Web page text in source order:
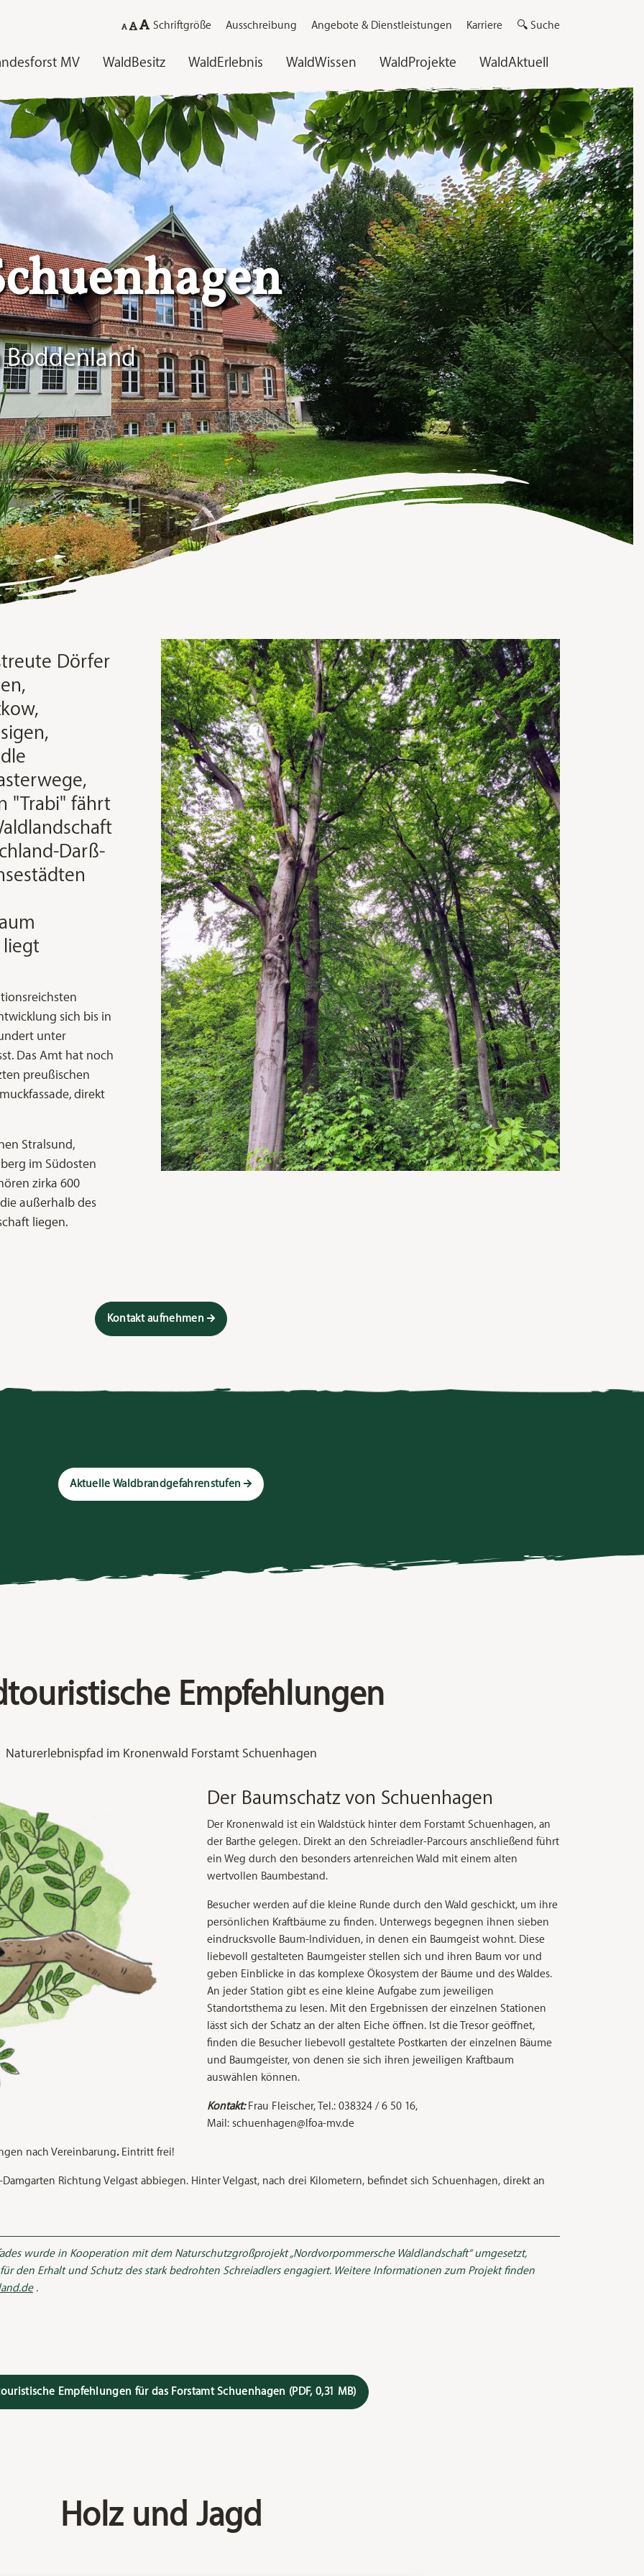
MV WaldBesitz WaldErlebnis WaldWissen WaldProjekte WaldAktuell
🔍 Suche
Karriere
Angebote & Dienstleistungen
Ausschreibung
Schriftgröße
Schuenhagen
Boddenland
Dörfer
"Trabi" fährt
Darß-
liegt
sich bis in
unter
Das Amt hat noch
preußischen
direkt
Stralsund,
im Südosten
zirka 600
außerhalb des
liegen.
Kontakt aufnehmen
Aktuelle Waldbrandgefahrenstufen
Empfehlungen
Naturerlebnispfad im Kronenwald Forstamt Schuenhagen
Der Baumschatz von Schuenhagen
Der Kronenwald ist ein Waldstück hinter dem Forstamt Schuenhagen, an
der Barthe gelegen. Direkt an den Schreiadler-Parcours anschließend führt
ein Weg durch den besonders artenreichen Wald mit einem alten
wertvollen Baumbestand.
Besucher werden auf die kleine Runde durch den Wald geschickt, um ihre
persönlichen Kraftbäume zu finden. Unterwegs begegnen ihnen sieben
eindrucksvolle Baum-Individuen, in denen ein Baumgeist wohnt. Diese
liebevoll gestalteten Baumgeister stellen sich und ihren Baum vor und
geben Einblicke in das komplexe Ökosystem der Bäume und des Waldes.
An jeder Station gibt es eine kleine Aufgabe zum jeweiligen
Standortsthema zu lesen. Mit den Ergebnissen der einzelnen Stationen
lässt sich der Schatz an der alten Eiche öffnen. Ist die Tresor geöffnet,
finden die Besucher liebevoll gestaltete Postkarten der einzelnen Bäume
und Baumgeister, von denen sie sich ihren jeweiligen Kraftbaum
auswählen können.
Kontakt: Frau Fleischer, Tel.: 038324 / 6 50 16,
Mail: schuenhagen@lfoa-mv.de
nach Vereinbarung. Eintritt frei!
Richtung Velgast abbiegen. Hinter Velgast, nach drei Kilometern, befindet sich Schuenhagen, direkt an
wurde in Kooperation mit dem Naturschutzgroßprojekt „Nordvorpommersche Waldlandschaft“ umgesetzt,
den Erhalt und Schutz des stark bedrohten Schreiadlers engagiert. Weitere Informationen zum Projekt finden
.
Empfehlungen für das Forstamt Schuenhagen (PDF, 0,31 MB)
Holz und Jagd